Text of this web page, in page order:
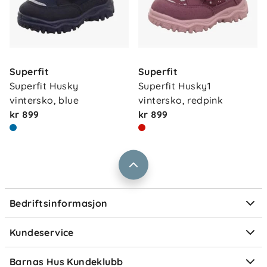
Superfit
Superfit Husky
vintersko, blue
kr 899
Superfit
Superfit Husky1
vintersko, redpink
kr 899
Bedriftsinformasjon
Våre butikker
Vårt samfunnsansvar
Jobbe i Barnas Hus
Størrelsesguider
Kundeservice
Frakt og levering
Retur og reklamasjon
Ofte stilte spørsmål
Om Klarna
Barnas Hus Kundeklubb
Medlemsvilkår